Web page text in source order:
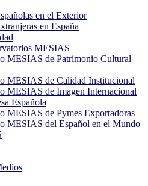
en el Exterior
en España
MESIAS
MESIAS de Patrimonio Cultural
MESIAS de Calidad Institucional
MESIAS de Imagen Internacional
Española
MESIAS de Pymes Exportadoras
MESIAS del Español en el Mundo